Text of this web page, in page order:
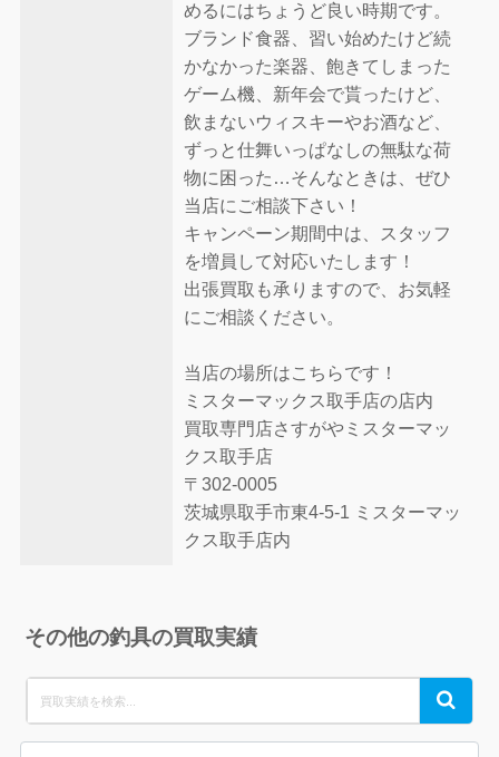
めるにはちょうど良い時期です。
ブランド食器、習い始めたけど続
かなかった楽器、飽きてしまった
ゲーム機、新年会で貰ったけど、
飲まないウィスキーやお酒など、
ずっと仕舞いっぱなしの無駄な荷
物に困った…そんなときは、ぜひ
当店にご相談下さい！
キャンペーン期間中は、スタッフ
を増員して対応いたします！
出張買取も承りますので、お気軽
にご相談ください。
当店の場所はこちらです！
ミスターマックス取手店の店内
買取専門店さすがやミスターマッ
クス取手店
〒302-0005
茨城県取手市東4-5-1 ミスターマッ
クス取手店内
その他の釣具の買取実績
for:
Search